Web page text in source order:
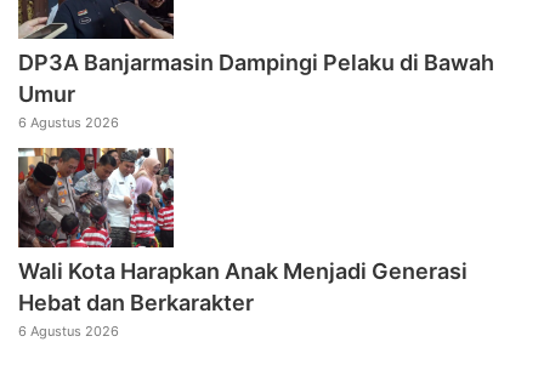
DP3A Banjarmasin Dampingi Pelaku di Bawah
Umur
6 Agustus 2026
Wali Kota Harapkan Anak Menjadi Generasi
Hebat dan Berkarakter
6 Agustus 2026